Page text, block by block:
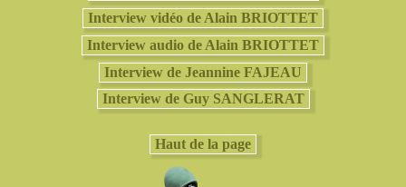
Interview vidéo de Alain BRIOTTET
Interview audio de Alain BRIOTTET
Interview de Jeannine FAJEAU
Interview de Guy SANGLERAT
Haut de la page